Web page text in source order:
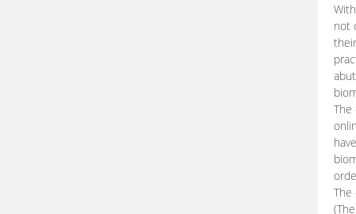
not
The